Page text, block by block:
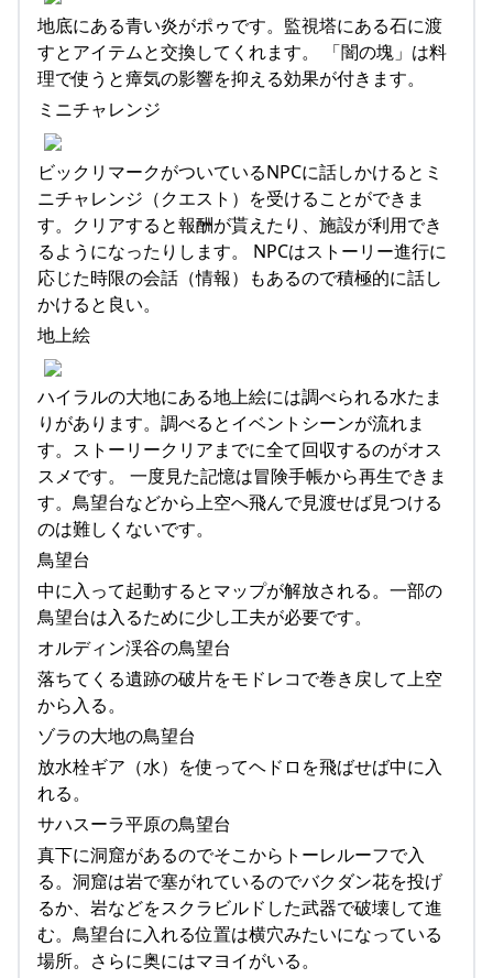
地底にある青い炎がポゥです。監視塔にある石に渡
すとアイテムと交換してくれます。 「闇の塊」は料
理で使うと瘴気の影響を抑える効果が付きます。
ミニチャレンジ
ビックリマークがついているNPCに話しかけるとミ
ニチャレンジ（クエスト）を受けることができま
す。クリアすると報酬が貰えたり、施設が利用でき
るようになったりします。 NPCはストーリー進行に
応じた時限の会話（情報）もあるので積極的に話し
かけると良い。
地上絵
ハイラルの大地にある地上絵には調べられる水たま
りがあります。調べるとイベントシーンが流れま
す。ストーリークリアまでに全て回収するのがオス
スメです。 一度見た記憶は冒険手帳から再生できま
す。鳥望台などから上空へ飛んで見渡せば見つける
のは難しくないです。
鳥望台
中に入って起動するとマップが解放される。一部の
鳥望台は入るために少し工夫が必要です。
オルディン渓谷の鳥望台
落ちてくる遺跡の破片をモドレコで巻き戻して上空
から入る。
ゾラの大地の鳥望台
放水栓ギア（水）を使ってヘドロを飛ばせば中に入
れる。
サハスーラ平原の鳥望台
真下に洞窟があるのでそこからトーレルーフで入
る。洞窟は岩で塞がれているのでバクダン花を投げ
るか、岩などをスクラビルドした武器で破壊して進
む。鳥望台に入れる位置は横穴みたいになっている
場所。さらに奥にはマヨイがいる。